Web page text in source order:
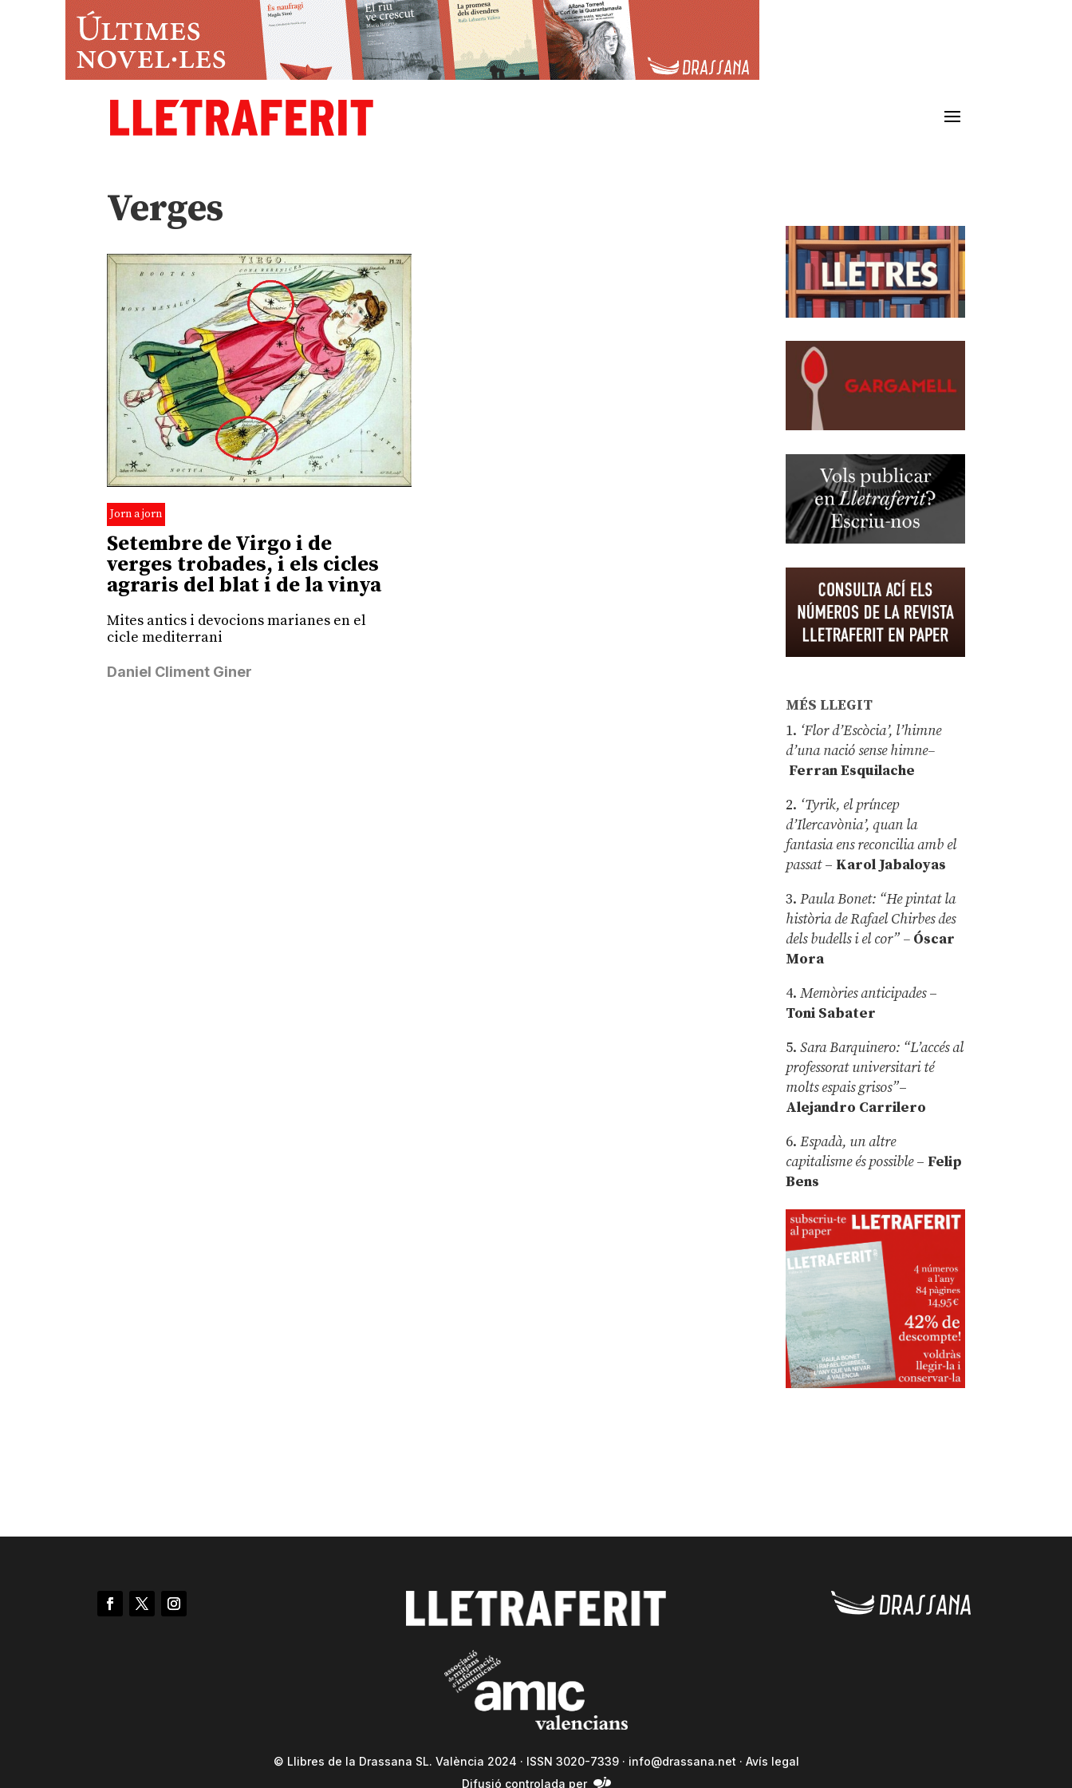
Verges
Jorn a jorn
Setembre de Virgo i de
verges trobades, i els cicles
agraris del blat i de la vinya
Mites antics i devocions marianes en el
cicle mediterrani
Daniel Climent Giner
MÉS LLEGIT
1. ‘Flor d’Escòcia’, l’himne
d’una nació sense himne–
Ferran Esquilache
2. ‘Tyrik, el príncep
d’Ilercavònia’, quan la
fantasia ens reconcilia amb el
passat– Karol Jabaloyas
3.Paula Bonet: “He pintat la
història de Rafael Chirbes des
dels budells i el cor” – Óscar
Mora
4.Memòries anticipades–
Toni Sabater
5.Sara Barquinero: “L’accés al
professorat universitari té
molts espais grisos”–
Alejandro Carrilero
6.Espadà, un altre
capitalisme és possible – Felip
Bens
© Llibres de la Drassana SL. València 2024 · ISSN 3020-7339 · info@drassana.net · Avís legal
Difusió controlada per